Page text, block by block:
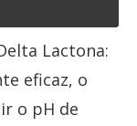
Lactona:
eficaz, o
o pH de